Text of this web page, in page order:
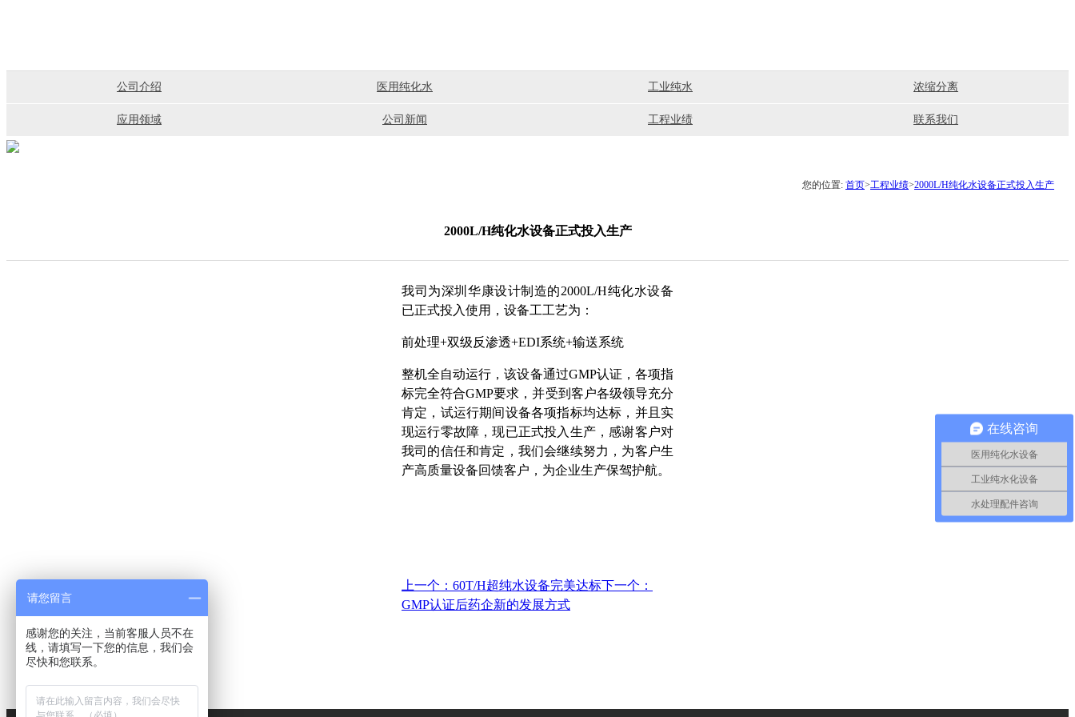
公司介绍 医用纯化水 工业纯水 浓缩分离
应用领域 公司新闻 工程业绩 联系我们
您的位置: 首页>工程业绩>2000L/H纯化水设备正式投入生产
2000L/H纯化水设备正式投入生产
我司为深圳华康设计制造的2000L/H纯化水设备
已正式投入使用，设备工工艺为：
前处理+双级反渗透+EDI系统+输送系统
整机全自动运行，该设备通过GMP认证，各项指
标完全符合GMP要求，并受到客户各级领导充分
肯定，试运行期间设备各项指标均达标，并且实
现运行零故障，现已正式投入生产，感谢客户对
我司的信任和肯定，我们会继续努力，为客户生
产高质量设备回馈客户，为企业生产保驾护航。
上一个：60T/H超纯水设备完美达标下一个：
GMP认证后药企新的发展方式
在线咨询
医用纯化水设备
工业纯水化设备
水处理配件咨询
请您留言
感谢您的关注，当前客服人员不在
线，请填写一下您的信息，我们会
尽快和您联系。